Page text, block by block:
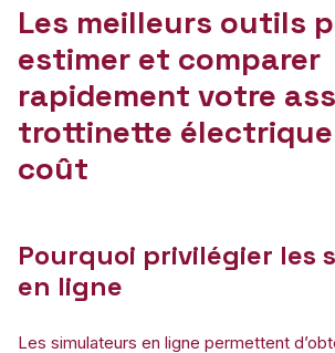
Les meilleurs outils
estimer et comparer
rapidement votre
trottinette
coût
Pourquoi privilégier les
en ligne
Les simulateurs en ligne permettent